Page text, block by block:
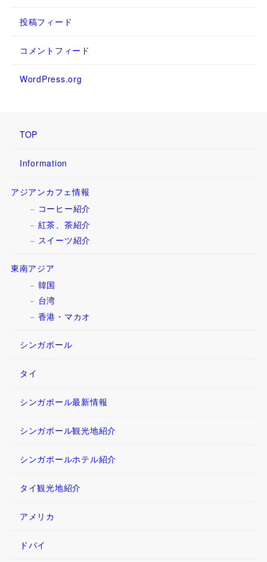
投稿フィード
コメントフィード
WordPress.org
TOP
Information
アジアンカフェ情報
コーヒー紹介
紅茶、茶紹介
スイーツ紹介
東南アジア
韓国
台湾
香港・マカオ
シンガポール
タイ
シンガポール最新情報
シンガポール観光地紹介
シンガポールホテル紹介
タイ観光地紹介
アメリカ
ドバイ